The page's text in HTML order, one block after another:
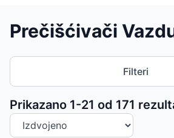
Prečišćivači
Filteri
Prikazano 1-21 od 171
Sortiranje proizvoda